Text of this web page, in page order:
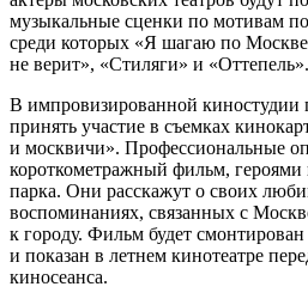
музыкальные сценки по мотивам
среди которых «Я шагаю по
не верит», «Стиляги» и «Оттепель».
В импровизированной киностудии
принять участие в съемках
и москвичи». Профессиональные
короткометражный фильм, героями
парка. Они расскажут о своих
воспоминаниях, связанных с
к городу. Фильм будет
и показан в летнем кинотеатре
киносеанса.